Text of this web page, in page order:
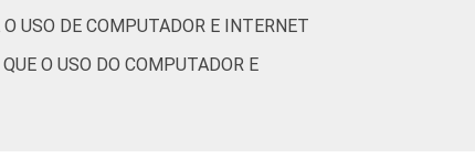
USO DE COMPUTADOR E INTERNET
O USO DO COMPUTADOR E